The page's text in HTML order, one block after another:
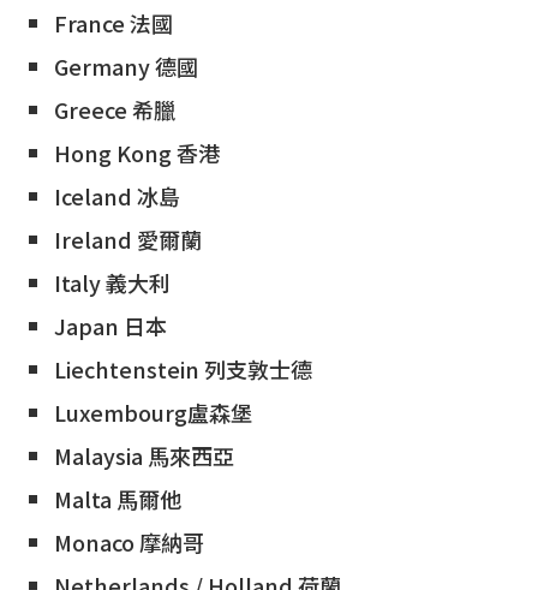
France 法國
Germany 德國
Greece 希臘
Hong Kong 香港
Iceland 冰島
Ireland 愛爾蘭
Italy 義大利
Japan 日本
Liechtenstein 列支敦士德
Luxembourg盧森堡
Malaysia 馬來西亞
Malta 馬爾他
Monaco 摩納哥